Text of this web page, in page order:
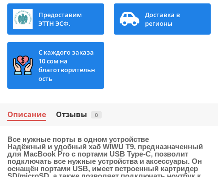
Предоставим
ЭТТН ЭСФ.
Доставка в
регионы
С каждого заказа
10 сом на
благотворительн
ость
Описание Отзывы 0
Все нужные порты в одном устройстве
Надёжный и удобный хаб WIWU T9, предназначенный
для MacBook Pro с портами USB Type-C, позволит
подключать все нужные устройства и аксессуары. Он
оснащён портами USB, имеет встроенный картридер